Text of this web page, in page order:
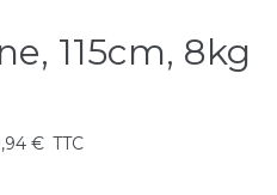
115cm, 8kg
€ TTC